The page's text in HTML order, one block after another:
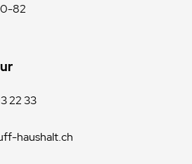
82
22 33
haushalt.ch